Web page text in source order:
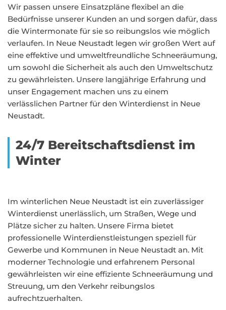
Wir passen unsere Einsatzpläne flexibel an die
Bedürfnisse unserer Kunden an und sorgen dafür, dass
die Wintermonate für sie so reibungslos wie möglich
verlaufen. In Neue Neustadt legen wir großen Wert auf
eine effektive und umweltfreundliche Schneeräumung,
um sowohl die Sicherheit als auch den Umweltschutz
zu gewährleisten. Unsere langjährige Erfahrung und
unser Engagement machen uns zu einem
verlässlichen Partner für den Winterdienst in Neue
Neustadt.
24/7 Bereitschaftsdienst im
Winter
Im winterlichen Neue Neustadt ist ein zuverlässiger
Winterdienst unerlässlich, um Straßen, Wege und
Plätze sicher zu halten. Unsere Firma bietet
professionelle Winterdienstleistungen speziell für
Gewerbe und Kommunen in Neue Neustadt an. Mit
moderner Technologie und erfahrenem Personal
gewährleisten wir eine effiziente Schneeräumung und
Streuung, um den Verkehr reibungslos
aufrechtzuerhalten.